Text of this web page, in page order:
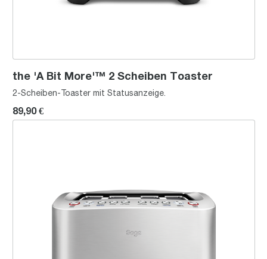
the 'A Bit More'™ 2 Scheiben Toaster
2-Scheiben-Toaster mit Statusanzeige.
89,90 €
the Smart Toast™ 4 Scheiben Toaster